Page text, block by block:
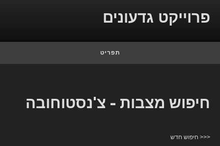
גדעונים
תפריט
מצבות - צ'נסטוחובה
חיפוש חדש